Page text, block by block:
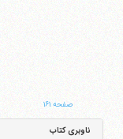
صفحه ۱۶۱
ناوبری کتاب